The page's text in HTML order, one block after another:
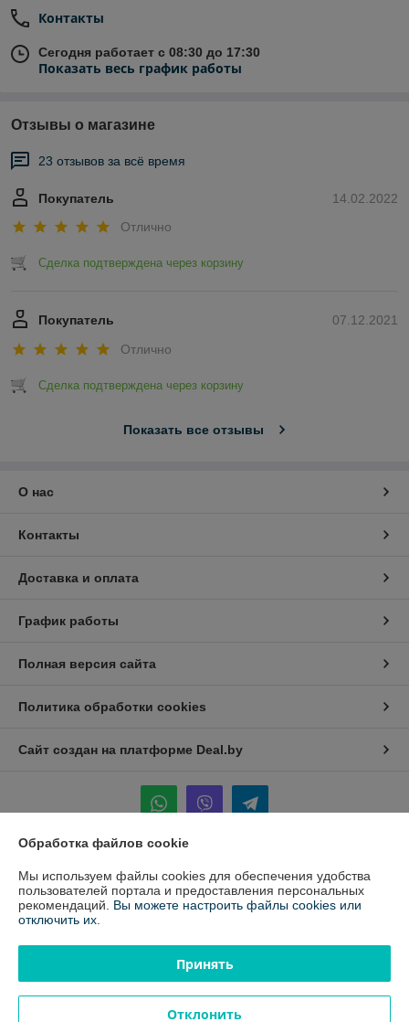
Контакты
Сегодня работает с 08:30 до 17:30
Показать весь график работы
Отзывы о магазине
23 отзывов за всё время
14.02.2022
Покупатель
Отлично
Сделка подтверждена через корзину
07.12.2021
Покупатель
Отлично
Сделка подтверждена через корзину
Показать все отзывы
О нас
Контакты
Доставка и оплата
График работы
Полная версия сайта
Политика обработки cookies
Сайт создан на платформе Deal.by
Информация для покупателя
Юридическое лицо: ООО «Белавтореммаш» РБ
220024, г.Минск, ул. Стебенева, д.16 к.21
Регистрационный орган: Минский Горисполком
Обработка файлов cookie
Мы используем файлы cookies для обеспечения удобства
пользователей портала и предоставления персональных
рекомендаций. Вы можете настроить файлы cookies или
отключить их.
Принять
Отклонить